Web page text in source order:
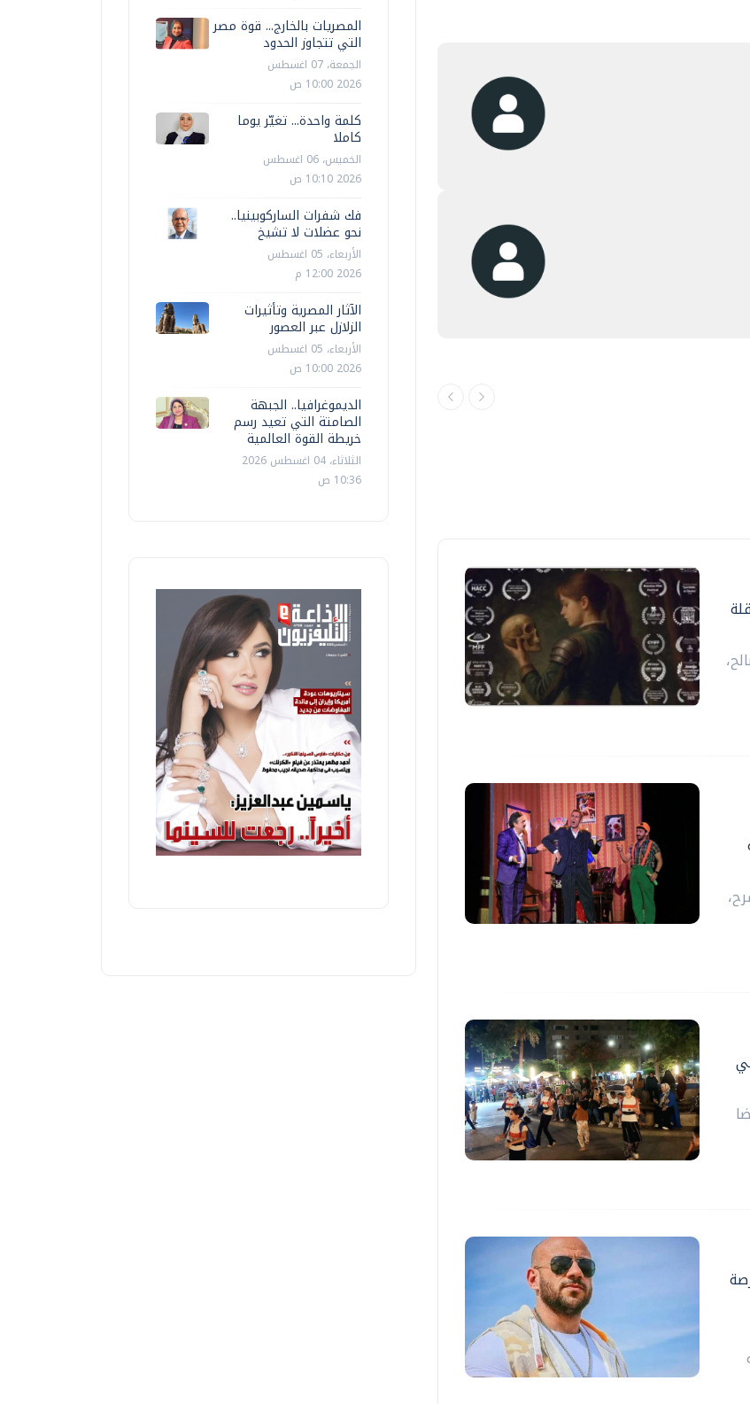
"فرصة
المصريات بالخارج... قوة مصر
التي تتجاوز الحدود
الجمعة، 07 اغسطس
2026 10:00 ص
كلمة واحدة... تغيّر يوما
كاملا
الخميس، 06 اغسطس
2026 10:10 ص
فك شفرات الساركوبينيا..
نحو عضلات لا تشيخ
الأربعاء، 05 اغسطس
2026 12:00 م
الآثار المصرية وتأثيرات
الزلازل عبر العصور
الأربعاء، 05 اغسطس
2026 10:00 ص
الديموغرافيا.. الجبهة
الصامتة التي تعيد رسم
خريطة القوة العالمية
الثلاثاء، 04 اغسطس 2026
10:36 ص